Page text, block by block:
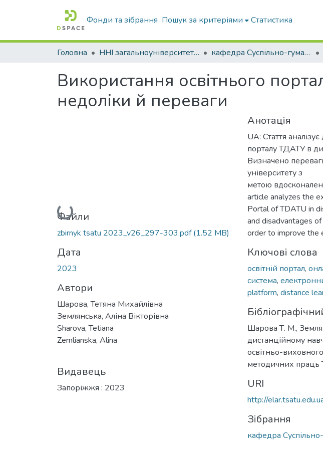
Фонди та зібрання Пошук за критеріями Статистика
Головна ННІ загальноуніверситетської підготовки кафедра Суспільно-гуманітарні науки
Використання освітнього
недоліки й переваги
Вантажиться...
Файли
zbirnyk tsatu 2023_v26_297-303.pdf(1.52 MB)
Дата
2023
Автори
Шарова, Тетяна Михайлівна
Землянська, Аліна Вікторівна
Sharova, Tetiana
Zemlianska, Alina
Видавець
Запоріжжя : 2023
Анотація
UA: Стаття
порталу ТДАТУ в
Визначено
університету з
метою
article analyzes the
Portal of TDATU in
and disadvantages
order to improve the
Ключові слова
освітній портал,
система,
platform, distance
Шарова Т. М.,
дистанційному
освітньо-
методичних
URI
http://
Зібрання
кафедра